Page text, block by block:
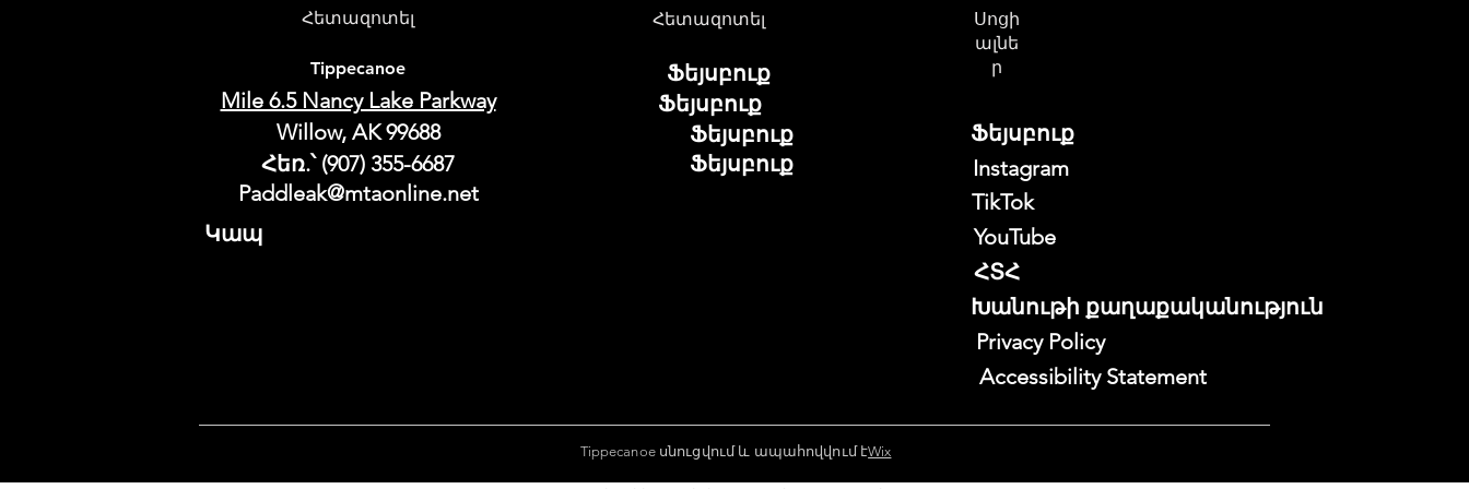
Tippecanoe
Mile 6.5 Nancy Lake Parkway
Willow, AK 99688
Հեռ.՝ (907) 355-6687
Paddleak@mtaonline.net
Կապ
Հետազոտել
Ֆեյսբուք
Ֆեյսբուք
Ֆեյսբուք
Ֆեյսբուք
Սոցի
ալնե
ր
Ֆեյսբուք
Instagram
TikTok
YouTube
ՀՏՀ
Խանութի քաղաքականություն
Privacy Policy
Accessibility Statement
Tippecanoe սնուցվում և ապահովվում էWix
Հետազոտել